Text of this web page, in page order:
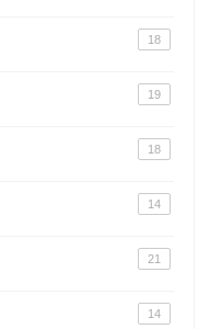
18
19
18
14
21
14